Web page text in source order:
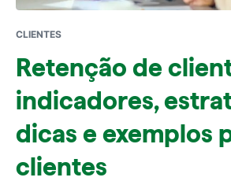
CLIENTES
Retenção de
indicadores,
dicas e exemplos
clientes